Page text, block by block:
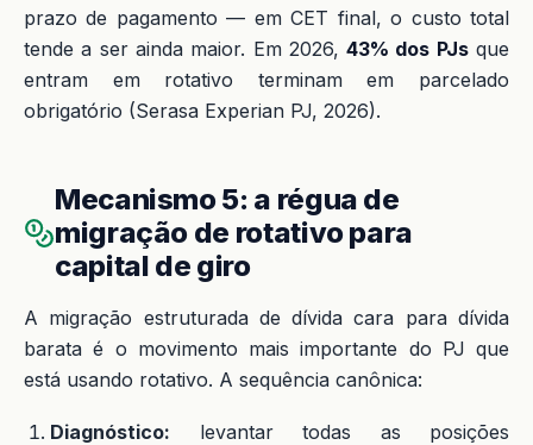
prazo de pagamento — em CET final, o custo total
tende a ser ainda maior. Em 2026,43% dos PJsque
entram em rotativo terminam em parcelado
obrigatório (Serasa Experian PJ, 2026).
Mecanismo 5: a régua de
migração de rotativo para
capital de giro
A migração estruturada de dívida cara para dívida
barata é o movimento mais importante do PJ que
está usando rotativo. A sequência canônica:
Diagnóstico: levantar todas as posições